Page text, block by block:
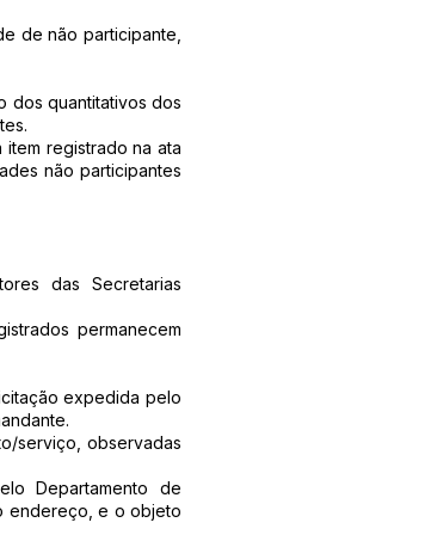
de não participante,
dos quantitativos dos
registrado na ata
não participantes
das Secretarias
permanecem
expedida pelo
serviço, observadas
Departamento de
endereço, e o objeto